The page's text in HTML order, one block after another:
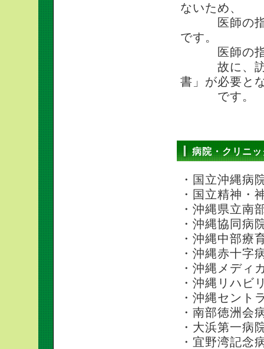
ないため、
医師の指示
です。
医師の指示
故に、訪問
書」が必要と
です。
病院・クリニ
・国立沖縄病
・国立精神・
・沖縄県立南
・沖縄協同病
・沖縄中部療
・沖縄赤十字
・沖縄メディ
・沖縄リハビ
・沖縄セント
・南部徳洲会
・大浜第一病
・宜野湾記念